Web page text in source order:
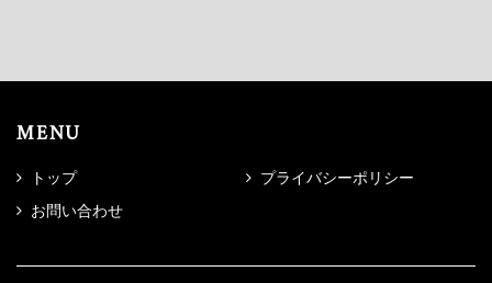
MENU
トップ
プライバシーポリシー
お問い合わせ